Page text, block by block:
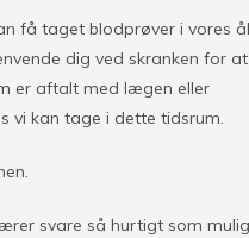
få taget blodprøver i vores
dig ved skranken for at
er aftalt med lægen eller
vi kan tage i dette tidsrum.
svare så hurtigt som